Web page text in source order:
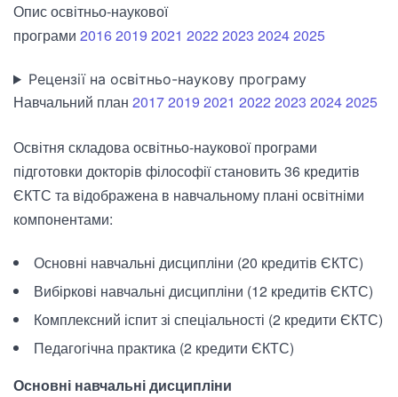
Опис освітньо-наукової
програми 20162019 2021 2022 2023 20242025
Рецензії на освітньо-наукову програму
Навчальний план 20172019 2021 2022 2023 20242025
Освітня складова освітньо-наукової програми
підготовки докторів філософії становить 36 кредитів
ЄКТС та відображена в навчальному плані освітніми
компонентами:
Основні навчальні дисципліни (20 кредитів ЄКТС)
Вибіркові навчальні дисципліни (12 кредитів ЄКТС)
Комплексний іспит зі спеціальності (2 кредити ЄКТС)
Педагогічна практика (2 кредити ЄКТС)
Основні навчальні дисципліни